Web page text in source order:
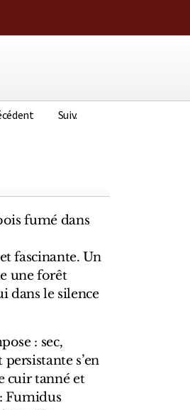
Suiv.
fumé dans
fascinante. Un
une forêt
dans le silence
: sec,
s’en
cuir tanné et
Fumidus